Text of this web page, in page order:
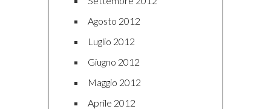
Agosto 2012
Luglio 2012
Giugno 2012
Maggio 2012
Aprile 2012